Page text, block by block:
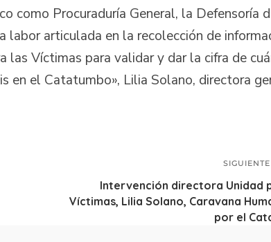
como Procuraduría General, la Defensoría
labor articulada en la recolección de
las Víctimas para validar y dar la cifra de
en el Catatumbo», Lilia Solano, directora
Intervención directora Unidad
Víctimas, Lilia Solano, Caravana
por el